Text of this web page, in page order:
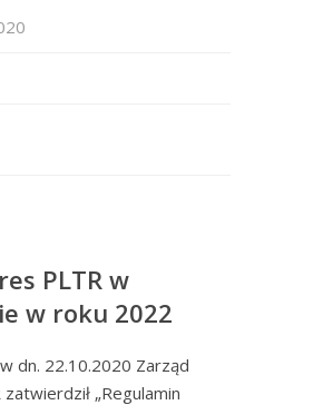
PLTR w
w roku 2022
dn. 22.10.2020 Zarząd
zatwierdził „Regulamin